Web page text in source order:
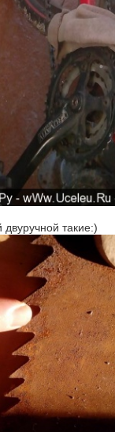
двуручной такие:)